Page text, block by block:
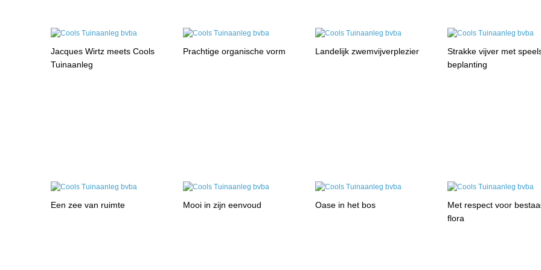
Jacques Wirtz meets Cools
Tuinaanleg
Prachtige organische vorm Landelijk zwemvijverplezier
Strakke vijver met
beplanting
Een zee van ruimte Mooi in zijn eenvoud Oase in het bos
Met respect voor
flora